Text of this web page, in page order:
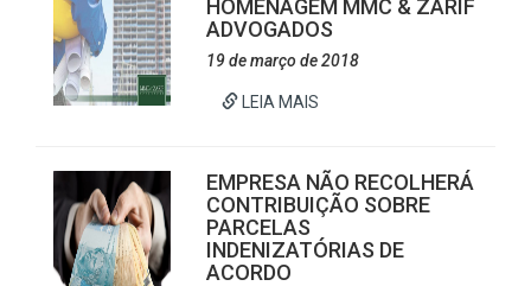
HOMENAGEM MMC & ZARIF
ADVOGADOS
19 de março de 2018
LEIA MAIS
EMPRESA NÃO RECOLHERÁ
CONTRIBUIÇÃO SOBRE
PARCELAS
INDENIZATÓRIAS DE
ACORDO